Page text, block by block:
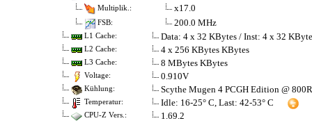
Multiplik.: x17.0
FSB: 200.0 MHz
L1 Cache: Data: 4 x 32 KBytes / Inst: 4 x 32
L2 Cache: 4 x 256 KBytes KBytes
L3 Cache: 8 MBytes KBytes
Voltage: 0.910V
Kühlung: Scythe Mugen 4 PCGH Edition @
Temperatur: Idle: 16-25° C, Last: 42-53° C
CPU-Z Vers.: 1.69.2